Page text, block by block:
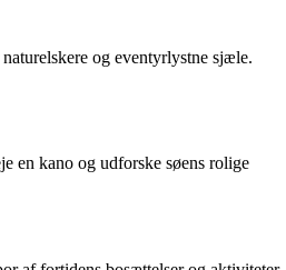
og eventyrlystne sjæle.
en kano og udforske søens rolige